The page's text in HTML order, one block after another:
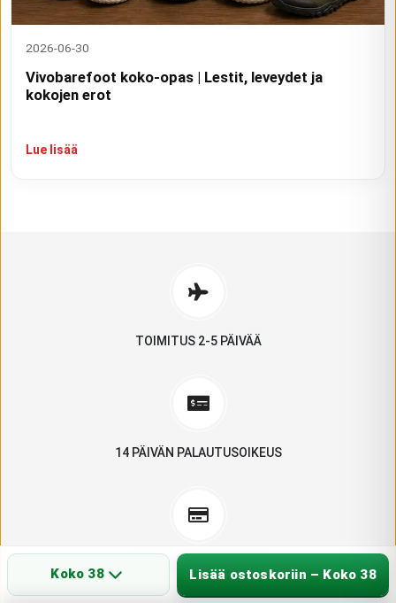
Koko 38 Lisää ostoskoriin – Koko 38
2026-06-30
Vivobarefoot koko-opas | Lestit, leveydet ja
kokojen erot
Lue lisää
TOIMITUS 2-5 PÄIVÄÄ
14 PÄIVÄN PALAUTUSOIKEUS
USEITA MAKSUTAPOJA